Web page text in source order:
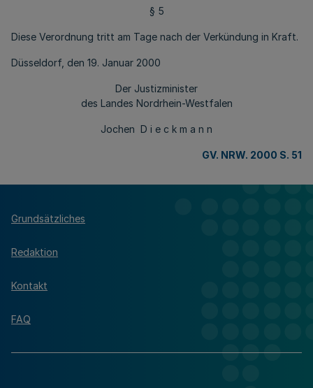
§ 5
Diese Verordnung tritt am Tage nach der Verkündung in Kraft.
Düsseldorf, den 19. Januar 2000
Der Justizminister
des Landes Nordrhein-Westfalen
Jochen D i e c k m a n n
GV. NRW. 2000 S. 51
Grundsätzliches
Redaktion
Kontakt
FAQ